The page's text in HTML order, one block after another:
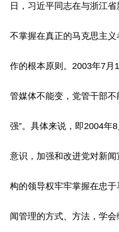
日，习近平同志在与浙江
不掌握在真正的马克思主
作的根本原则。2003年7月
管媒体不能变，党管干部
强”。具体来说，即2004年
意识，加强和改进党对新
构的领导权牢牢掌握在忠
闻管理的方式、方法，学